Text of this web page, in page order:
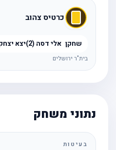
כרטיס צהוב
שחקן אלי דסה (2)יצא יצחק כהן (9)נכנס זרקו קורץ'
בית"ר ירושלים
נתוני משחק
בעיטות